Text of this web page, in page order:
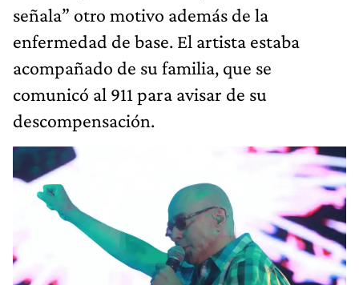
señala” otro motivo además de la
enfermedad de base. El artista estaba
acompañado de su familia, que se
comunicó al 911 para avisar de su
descompensación.